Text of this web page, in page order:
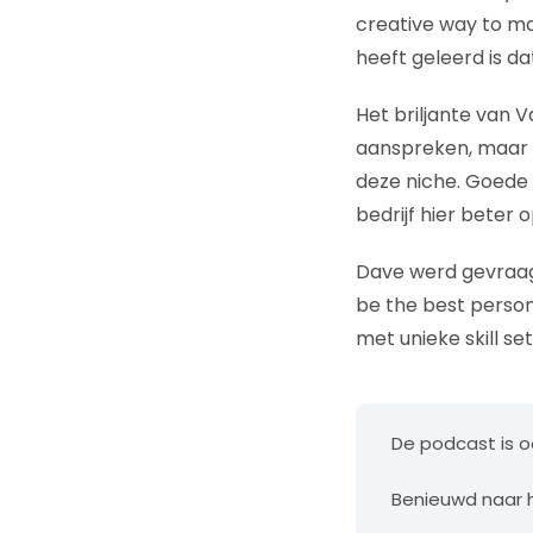
creative way to
heeft geleerd is
Het briljante van
aanspreken,
deze niche.
bedrijf hier beter
Dave werd
be the best
met unieke skill
De podcast is
Benieuwd